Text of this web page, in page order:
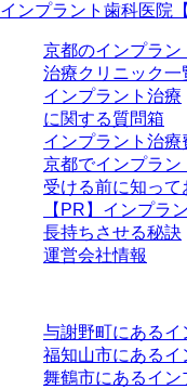
インプラント歯科医院
京都のインプラン
治療クリニック一
インプラント治療
に関する質問箱
インプラント治
京都でインプラン
受ける前に知っ
【PR】インプラ
長持ちさせる秘訣
運営会社情報
与謝野町にある
福知山市にある
舞鶴市にあるイ